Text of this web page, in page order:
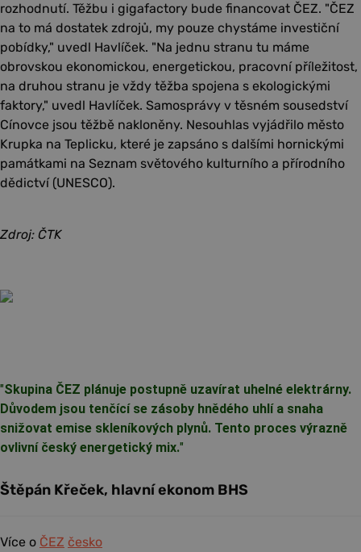
rozhodnutí. Těžbu i gigafactory bude financovat ČEZ. "ČEZ
na to má dostatek zdrojů, my pouze chystáme investiční
pobídky," uvedl Havlíček. "Na jednu stranu tu máme
obrovskou ekonomickou, energetickou, pracovní příležitost,
na druhou stranu je vždy těžba spojena s ekologickými
faktory," uvedl Havlíček. Samosprávy v těsném sousedství
Cínovce jsou těžbě nakloněny. Nesouhlas vyjádřilo město
Krupka na Teplicku, které je zapsáno s dalšími hornickými
památkami na Seznam světového kulturního a přírodního
dědictví (UNESCO).
Zdroj: ČTK
"Skupina ČEZ plánuje postupně uzavírat uhelné elektrárny.
Důvodem jsou tenčící se zásoby hnědého uhlí a snaha
snižovat emise skleníkových plynů. Tento proces výrazně
ovlivní český energetický mix."
Štěpán Křeček, hlavní ekonom BHS
Více o ČEZ česko